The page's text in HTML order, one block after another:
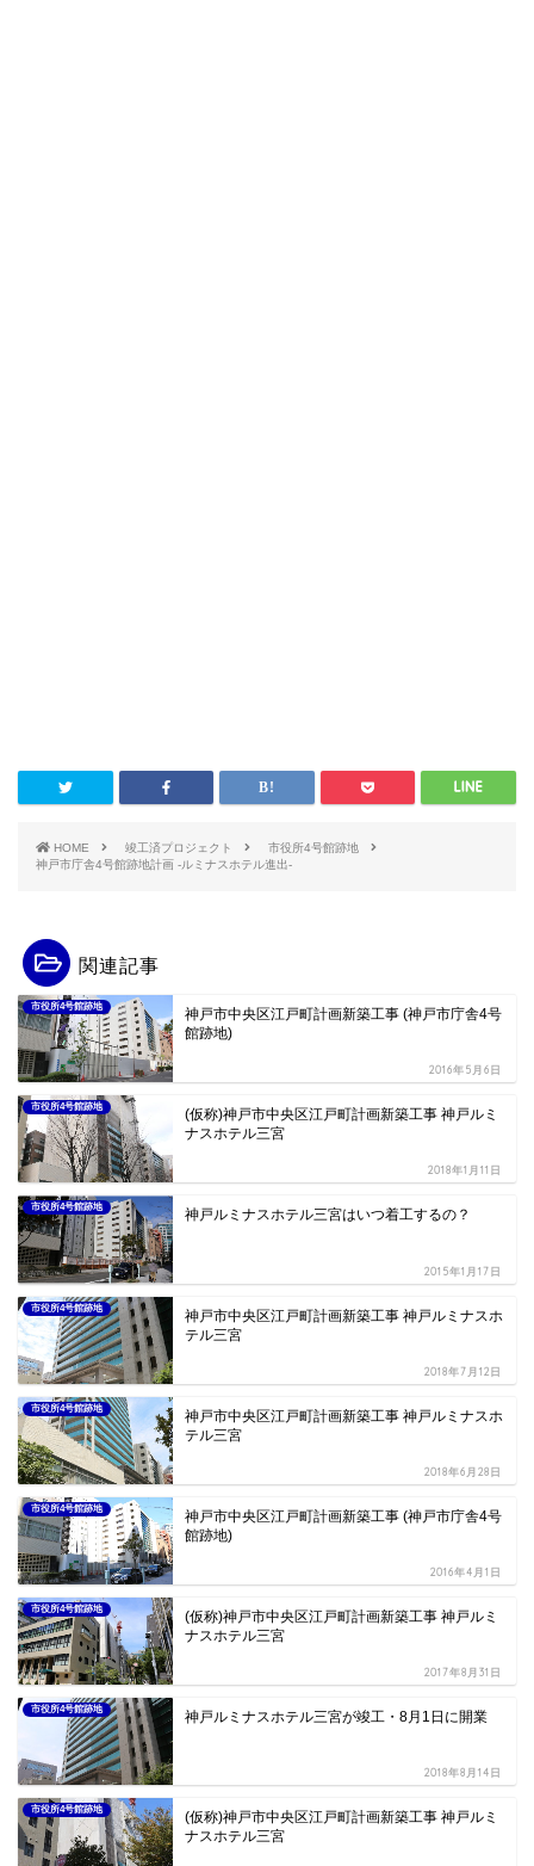
HOME 竣工済プロジェクト
市役所4号館跡地
神戸市庁舎4号館跡地計画 -ルミナスホテル進出-
関連記事
市役所4号館跡地
神戸市中央区江戸町計画新築工事 (神戸市庁舎4号
館跡地)
2016年5月6日
市役所4号館跡地
(仮称)神戸市中央区江戸町計画新築工事 神戸ルミ
ナスホテル三宮
2018年1月11日
市役所4号館跡地 神戸ルミナスホテル三宮はいつ着工するの？
2015年1月17日
市役所4号館跡地
神戸市中央区江戸町計画新築工事 神戸ルミナスホ
テル三宮
2018年7月12日
市役所4号館跡地
神戸市中央区江戸町計画新築工事 神戸ルミナスホ
テル三宮
2018年6月28日
市役所4号館跡地
神戸市中央区江戸町計画新築工事 (神戸市庁舎4号
館跡地)
2016年4月1日
市役所4号館跡地
(仮称)神戸市中央区江戸町計画新築工事 神戸ルミ
ナスホテル三宮
2017年8月31日
市役所4号館跡地 神戸ルミナスホテル三宮が竣工・8月1日に開業
2018年8月14日
市役所4号館跡地
(仮称)神戸市中央区江戸町計画新築工事 神戸ルミ
ナスホテル三宮